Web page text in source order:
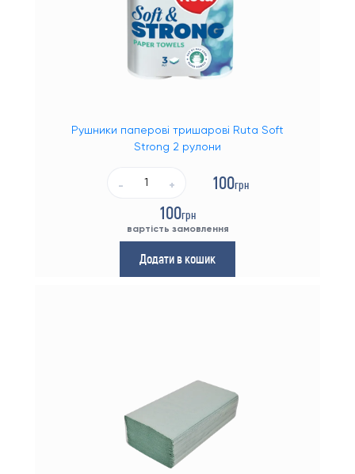
Засоби гігієни
Товари для дітей
Одноразовий посуд
Паперова продукція
Рушники паперові тришарові Ruta Soft
Strong 2 рулони
- + 100грн
100грн
вартість замовлення
Додати в кошик